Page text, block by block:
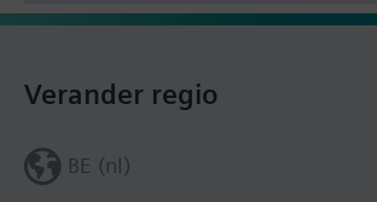
Verander regio
BE (nl)